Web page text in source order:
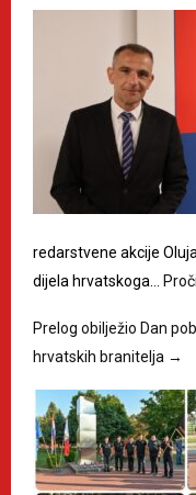
redarstvene akcije
dijela hrvatskoga…
Prelog obilježio Dan
hrvatskih branitelja →